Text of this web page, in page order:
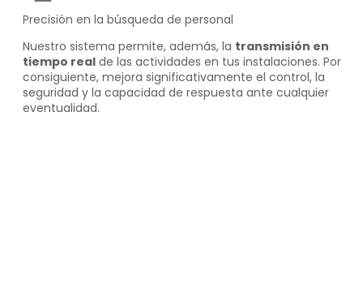
Precisión en la búsqueda de personal
Nuestro sistema permite, además, la transmisión en
tiempo real de las actividades en tus instalaciones. Por
consiguiente, mejora significativamente el control, la
seguridad y la capacidad de respuesta ante cualquier
eventualidad.